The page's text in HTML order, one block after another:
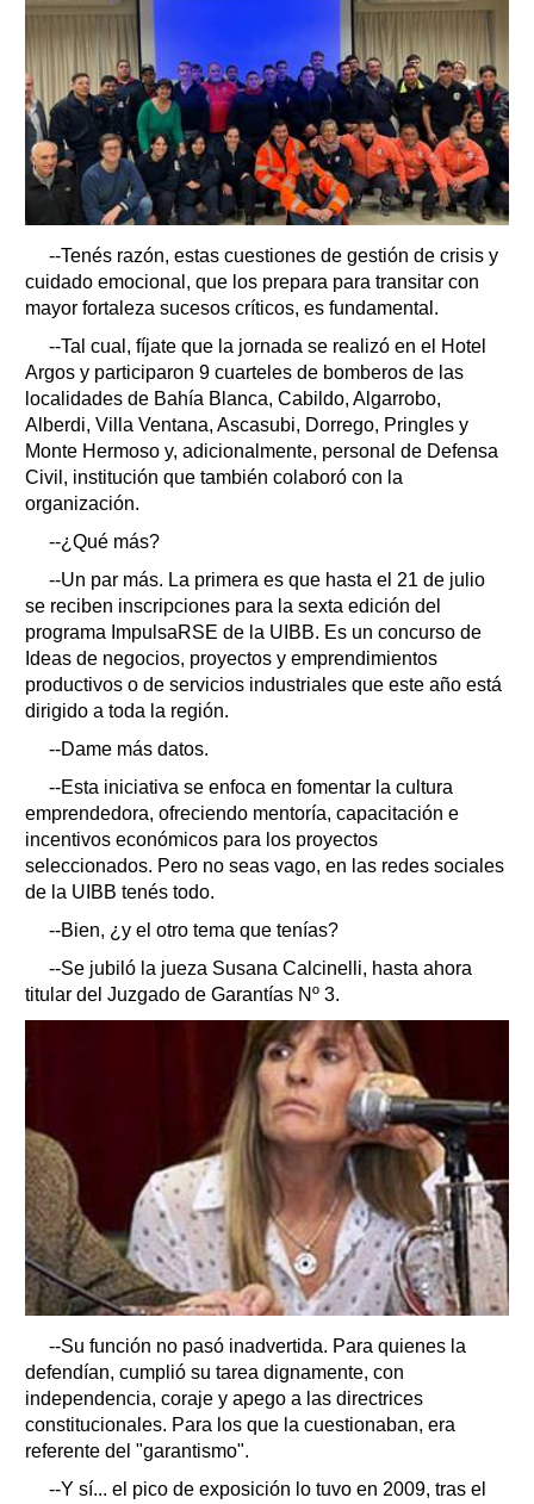
--Tenés razón, estas cuestiones de gestión de crisis y
cuidado emocional, que los prepara para transitar con
mayor fortaleza sucesos críticos, es fundamental.
--Tal cual, fíjate que la jornada se realizó en el Hotel
Argos y participaron 9 cuarteles de bomberos de las
localidades de Bahía Blanca, Cabildo, Algarrobo,
Alberdi, Villa Ventana, Ascasubi, Dorrego, Pringles y
Monte Hermoso y, adicionalmente, personal de Defensa
Civil, institución que también colaboró con la
organización.
--¿Qué más?
--Un par más. La primera es que hasta el 21 de julio
se reciben inscripciones para la sexta edición del
programa ImpulsaRSE de la UIBB. Es un concurso de
Ideas de negocios, proyectos y emprendimientos
productivos o de servicios industriales que este año está
dirigido a toda la región.
--Dame más datos.
--Esta iniciativa se enfoca en fomentar la cultura
emprendedora, ofreciendo mentoría, capacitación e
incentivos económicos para los proyectos
seleccionados. Pero no seas vago, en las redes sociales
de la UIBB tenés todo.
--Bien, ¿y el otro tema que tenías?
--Se jubiló la jueza Susana Calcinelli, hasta ahora
titular del Juzgado de Garantías Nº 3.
--Su función no pasó inadvertida. Para quienes la
defendían, cumplió su tarea dignamente, con
independencia, coraje y apego a las directrices
constitucionales. Para los que la cuestionaban, era
referente del "garantismo".
--Y sí... el pico de exposición lo tuvo en 2009, tras el